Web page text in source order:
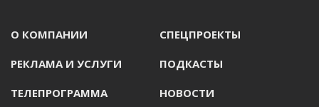
О КОМПАНИИ СПЕЦПРОЕКТЫ
РЕКЛАМА И УСЛУГИ ПОДКАСТЫ
ТЕЛЕПРОГРАММА НОВОСТИ